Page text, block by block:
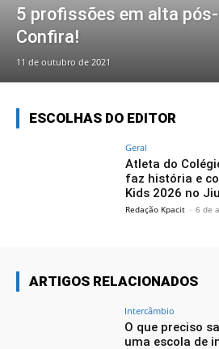
5 profissões em alta
Confira!
11 de outubro de 2021
ESCOLHAS DO EDITOR
Geral
Atleta do
faz história e
Kids 2026 no
Redação Kpacit - 6 de
ARTIGOS RELACIONADOS
Intercâmbio
O que preciso
uma escola de